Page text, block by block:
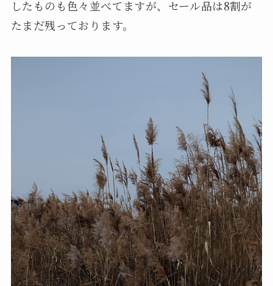
したものも色々並べてますが、セール品は8割が
たまだ残っております。